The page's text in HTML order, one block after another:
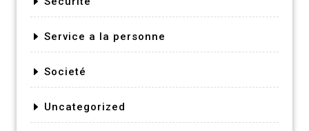
Service a la personne
Societé
Uncategorized